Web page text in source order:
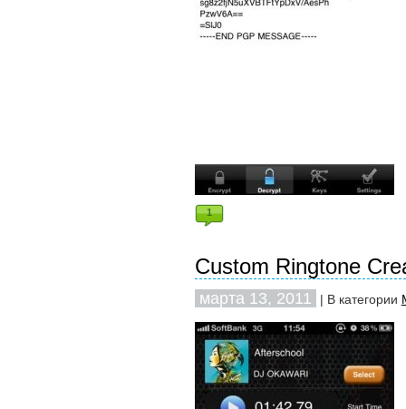
1
Custom Ringtone
марта 13, 2011 | В категории